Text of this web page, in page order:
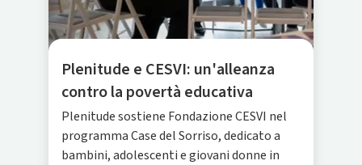
Plenitude e CESVI: un'alleanza
contro la povertà educativa
Plenitude sostiene Fondazione CESVI nel
programma Case del Sorriso, dedicato a
bambini, adolescenti e giovani donne in